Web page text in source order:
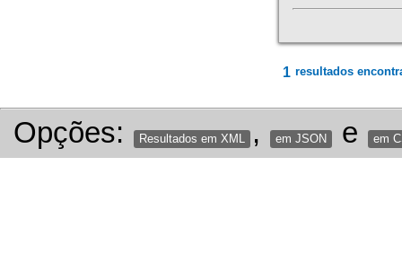
1 resultados
Opções: Resultados em XML , em JSON e em